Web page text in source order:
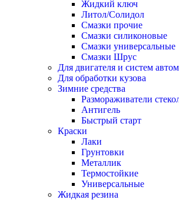
Жидкий ключ
Литол/Солидол
Смазки прочие
Смазки силиконовые
Смазки универсальные
Смазки Шрус
Для двигателя и систем
Для обработки кузова
Зимние средства
Размораживатели
Антигель
Быстрый старт
Краски
Лаки
Грунтовки
Металлик
Термостойкие
Универсальные
Жидкая резина